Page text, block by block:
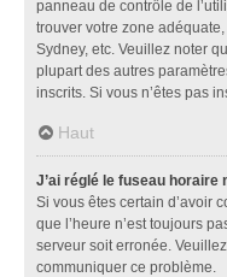
panneau de contrôle de
trouver votre zone
Sydney, etc. Veuillez noter
plupart des autres
inscrits. Si vous n’êtes pas
Haut
J’ai réglé le fuseau horaire
Si vous êtes certain d’avoir
que l’heure n’est toujours
serveur soit erronée.
communiquer ce problème.